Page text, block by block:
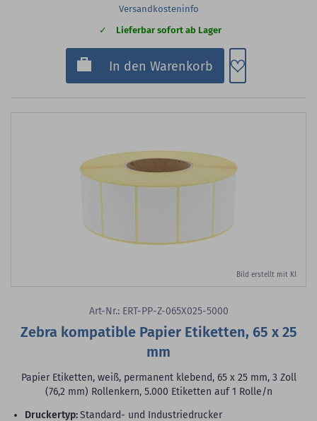
Versandkosteninfo
Lieferbar sofort ab Lager
In den Warenkorb Zum
Bild erstellt mit KI
Art-Nr.: ERT-PP-Z-065X025-5000
Zebra kompatible Papier Etiketten, 65 x 25
mm
Papier Etiketten, weiß, permanent klebend, 65 x 25 mm, 3 Zoll
(76,2 mm) Rollenkern, 5.000 Etiketten auf 1 Rolle/n
Druckertyp:Standard- und Industriedrucker